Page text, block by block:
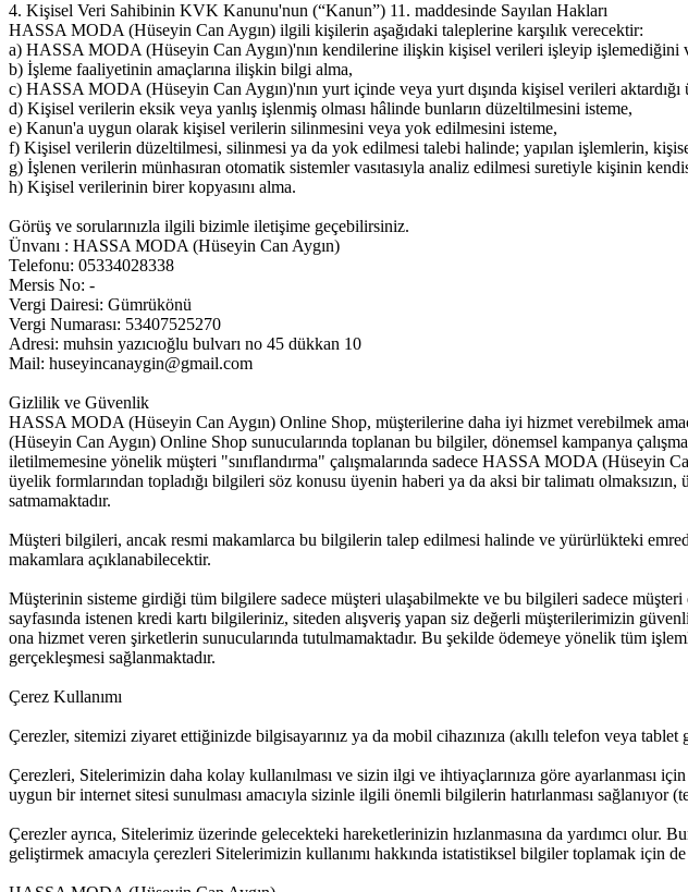
4. Kişisel Veri Sahibinin KVK Kanunu'nun (“Kanun”) 11. maddesinde Sayılan Hakları
HASSA MODA (Hüseyin Can Aygın) ilgili kişilerin aşağıdaki taleplerine karşılık verecektir:
a) HASSA MODA (Hüseyin Can Aygın)'nın kendilerine ilişkin kişisel verileri işleyip işlemediğini
b) İşleme faaliyetinin amaçlarına ilişkin bilgi alma,
c) HASSA MODA (Hüseyin Can Aygın)'nın yurt içinde veya yurt dışında kişisel verileri
d) Kişisel verilerin eksik veya yanlış işlenmiş olması hâlinde bunların düzeltilmesini isteme,
e) Kanun'a uygun olarak kişisel verilerin silinmesini veya yok edilmesini isteme,
f) Kişisel verilerin düzeltilmesi, silinmesi ya da yok edilmesi talebi halinde; yapılan işlemlerin,
g) İşlenen verilerin münhasıran otomatik sistemler vasıtasıyla analiz edilmesi suretiyle kişinin
h) Kişisel verilerinin birer kopyasını alma.
Görüş ve sorularınızla ilgili bizimle iletişime geçebilirsiniz.
Ünvanı : HASSA MODA (Hüseyin Can Aygın)
Telefonu: 05334028338
Mersis No: -
Vergi Dairesi: Gümrükönü
Vergi Numarası: 53407525270
Adresi: muhsin yazıcıoğlu bulvarı no 45 dükkan 10
Mail: huseyincanaygin@gmail.com
Gizlilik ve Güvenlik
HASSA MODA (Hüseyin Can Aygın) Online Shop, müşterilerine daha iyi hizmet verebilmek
(Hüseyin Can Aygın) Online Shop sunucularında toplanan bu bilgiler, dönemsel kampanya
iletilmemesine yönelik müşteri "sınıflandırma" çalışmalarında sadece HASSA MODA
üyelik formlarından topladığı bilgileri söz konusu üyenin haberi ya da aksi bir talimatı
satmamaktadır.
Müşteri bilgileri, ancak resmi makamlarca bu bilgilerin talep edilmesi halinde ve yürürlükteki
makamlara açıklanabilecektir.
Müşterinin sisteme girdiği tüm bilgilere sadece müşteri ulaşabilmekte ve bu bilgileri sadece
sayfasında istenen kredi kartı bilgileriniz, siteden alışveriş yapan siz değerli müşterilerimizin
ona hizmet veren şirketlerin sunucularında tutulmamaktadır. Bu şekilde ödemeye yönelik tüm
gerçekleşmesi sağlanmaktadır.
Çerez Kullanımı
Çerezler, sitemizi ziyaret ettiğinizde bilgisayarınız ya da mobil cihazınıza (akıllı telefon veya
Çerezleri, Sitelerimizin daha kolay kullanılması ve sizin ilgi ve ihtiyaçlarınıza göre ayarlanması
uygun bir internet sitesi sunulması amacıyla sizinle ilgili önemli bilgilerin hatırlanması sağlanıyor
Çerezler ayrıca, Sitelerimiz üzerinde gelecekteki hareketlerinizin hızlanmasına da yardımcı olur.
geliştirmek amacıyla çerezleri Sitelerimizin kullanımı hakkında istatistiksel bilgiler toplamak için